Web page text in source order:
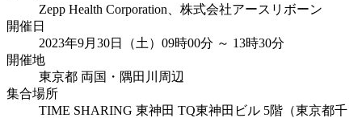
Zepp Health Corporation、株式会社アースリボーン
開催日
2023年9月30日（土）09時00分 ～ 13時30分
開催地
東京都 両国・隅田川周辺
集合場所
TIME SHARING 東神田 TQ東神田ビル 5階（東京都千